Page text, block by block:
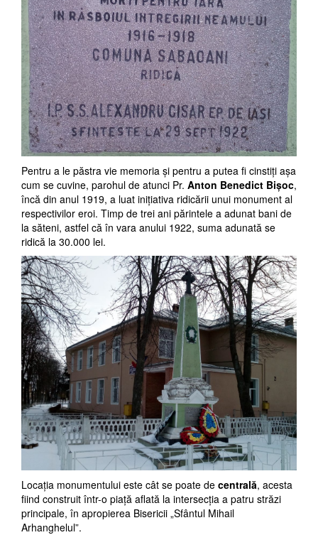
Pentru a le păstra vie memoria şi pentru a putea fi cinstiţi aşa
cum se cuvine, parohul de atunci Pr. Anton Benedict Bişoc,
încă din anul 1919, a luat iniţiativa ridicării unui monument al
respectivilor eroi. Timp de trei ani părintele a adunat bani de
la săteni, astfel că în vara anului 1922, suma adunată se
ridică la 30.000 lei.
Locaţia monumentului este cât se poate de centrală, acesta
fiind construit într-o piaţă aflată la intersecţia a patru străzi
principale, în apropierea Bisericii „Sfântul Mihail
Arhanghelul”.